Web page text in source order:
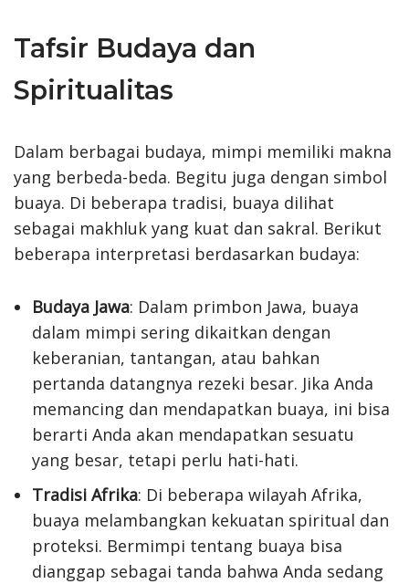
Tafsir Budaya dan
Spiritualitas
Dalam berbagai budaya, mimpi memiliki makna
yang berbeda-beda. Begitu juga dengan simbol
buaya. Di beberapa tradisi, buaya dilihat
sebagai makhluk yang kuat dan sakral. Berikut
beberapa interpretasi berdasarkan budaya:
Budaya Jawa: Dalam primbon Jawa, buaya
dalam mimpi sering dikaitkan dengan
keberanian, tantangan, atau bahkan
pertanda datangnya rezeki besar. Jika Anda
memancing dan mendapatkan buaya, ini bisa
berarti Anda akan mendapatkan sesuatu
yang besar, tetapi perlu hati-hati.
Tradisi Afrika: Di beberapa wilayah Afrika,
buaya melambangkan kekuatan spiritual dan
proteksi. Bermimpi tentang buaya bisa
dianggap sebagai tanda bahwa Anda sedang